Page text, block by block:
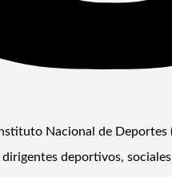
Nacional de
deportivos,